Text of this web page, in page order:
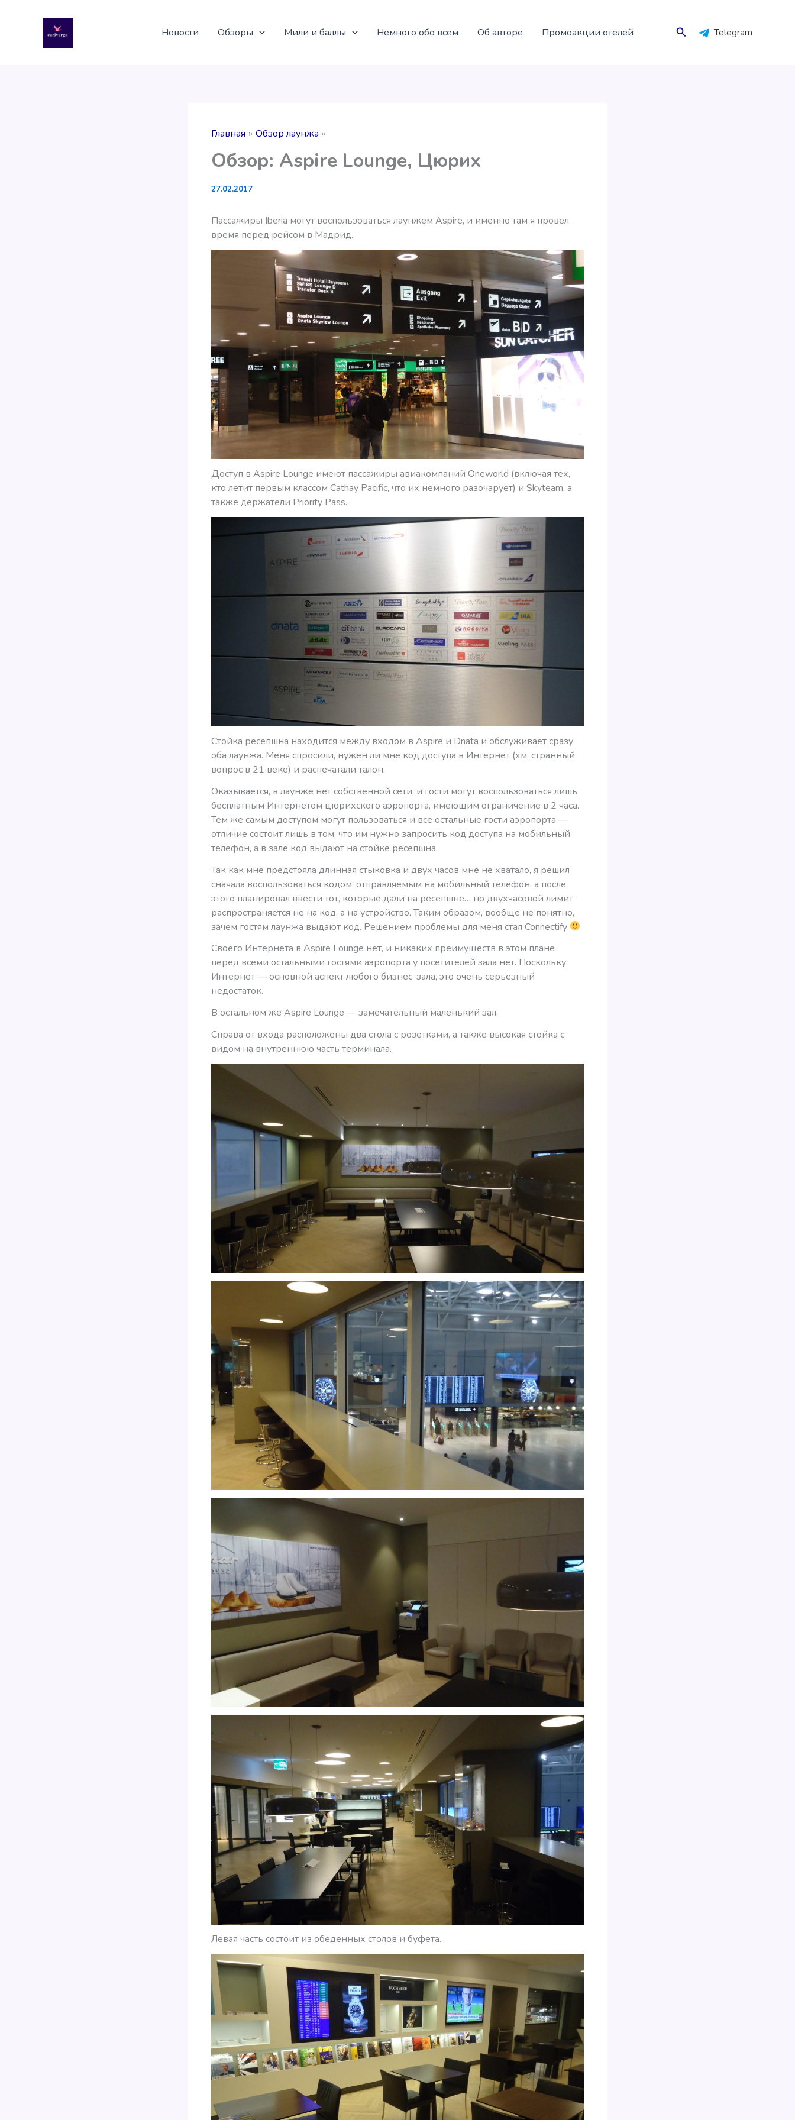
содержимому
Новости Обзоры Мили и баллы Немного обо всем Об авторе Промоакции отелей Поиск Telegram
Главная Обзор лаунжа
Обзор: Aspire Lounge, Цюрих
27.02.2017
Пассажиры Iberia могут воспользоваться лаунжем Aspire, и именно там я провел
время перед рейсом в Мадрид.
Доступ в Aspire Lounge имеют пассажиры авиакомпаний Oneworld (включая тех,
кто летит первым классом Cathay Pacific, что их немного разочарует) и Skyteam, а
также держатели Priority Pass.
Стойка ресепшна находится между входом в Aspire и Dnata и обслуживает сразу
оба лаунжа. Меня спросили, нужен ли мне код доступа в Интернет (хм, странный
вопрос в 21 веке) и распечатали талон.
Оказывается, в лаунже нет собственной сети, и гости могут воспользоваться лишь
бесплатным Интернетом цюрихского аэропорта, имеющим ограничение в 2 часа.
Тем же самым доступом могут пользоваться и все остальные гости аэропорта —
отличие состоит лишь в том, что им нужно запросить код доступа на мобильный
телефон, а в зале код выдают на стойке ресепшна.
Так как мне предстояла длинная стыковка и двух часов мне не хватало, я решил
сначала воспользоваться кодом, отправляемым на мобильный телефон, а после
этого планировал ввести тот, которые дали на ресепшне… но двухчасовой лимит
распространяется не на код, а на устройство. Таким образом, вообще не понятно,
зачем гостям лаунжа выдают код. Решением проблемы для меня стал Connectify
Своего Интернета в Aspire Lounge нет, и никаких преимуществ в этом плане
перед всеми остальными гостями аэропорта у посетителей зала нет. Поскольку
Интернет — основной аспект любого бизнес-зала, это очень серьезный
недостаток.
В остальном же Aspire Lounge — замечательный маленький зал.
Справа от входа расположены два стола с розетками, а также высокая стойка с
видом на внутреннюю часть терминала.
Левая часть состоит из обеденных столов и буфета.